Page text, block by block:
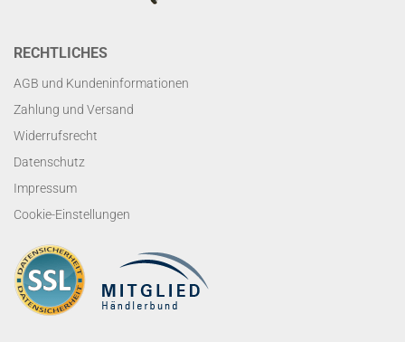
RECHTLICHES
AGB und Kundeninformationen
Zahlung und Versand
Widerrufsrecht
Datenschutz
Impressum
Cookie-Einstellungen